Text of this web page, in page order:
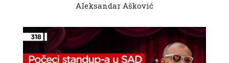
Aleksandar Ašković